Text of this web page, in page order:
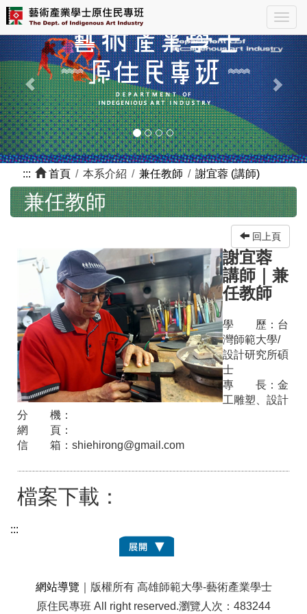
跳
到
主
要
內
容
區
塊
Previous
::: 首頁 本系介紹 兼任教師 謝宜蓉 (講師)
兼任教師
回上頁
謝宜蓉
講師
兼
任教師
學 歷： 台
灣師範大學/
設計研究所碩
士
專 長： 金
工雕塑、設計
分 機：
網 頁：
信 箱： shiehirong@gmail.com
檔案下載：
:::
網站導覽 ｜版權所有 高雄師範大學-藝術產業學士
原住民專班 All right reserved.瀏覽人次：483244